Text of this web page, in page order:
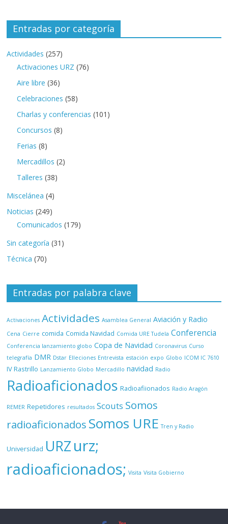
Entradas por categoría
Actividades (257)
Activaciones URZ (76)
Aire libre (36)
Celebraciones (58)
Charlas y conferencias (101)
Concursos (8)
Ferias (8)
Mercadillos (2)
Talleres (38)
Miscelánea (4)
Noticias (249)
Comunicados (179)
Sin categoría (31)
Técnica (70)
Entradas por palabra clave
Activaciones Actividades Asamblea General Aviación y Radio
Cena Cierre comida Comida Navidad Comida URE Tudela Conferencia
Conferencia lanzamiento globo Copa de Navidad Coronavirus Curso
telegrafía DMR Dstar Elleciones Entrevista estación expo Globo ICOM IC 7610
IV Rastrillo Lanzamiento Globo Mercadillo navidad Radio
Radioaficionados Radioafiionados Radio Aragón
REMER Repetidores resultados Scouts Somos
radioaficionados Somos URE Tren y Radio
Universidad URZurz;
radioaficionados; Visita Visita Gobierno